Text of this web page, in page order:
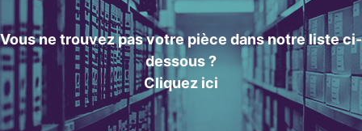
Vous ne trouvez pas votre pièce dans notre liste ci-
dessous ?
Cliquez ici